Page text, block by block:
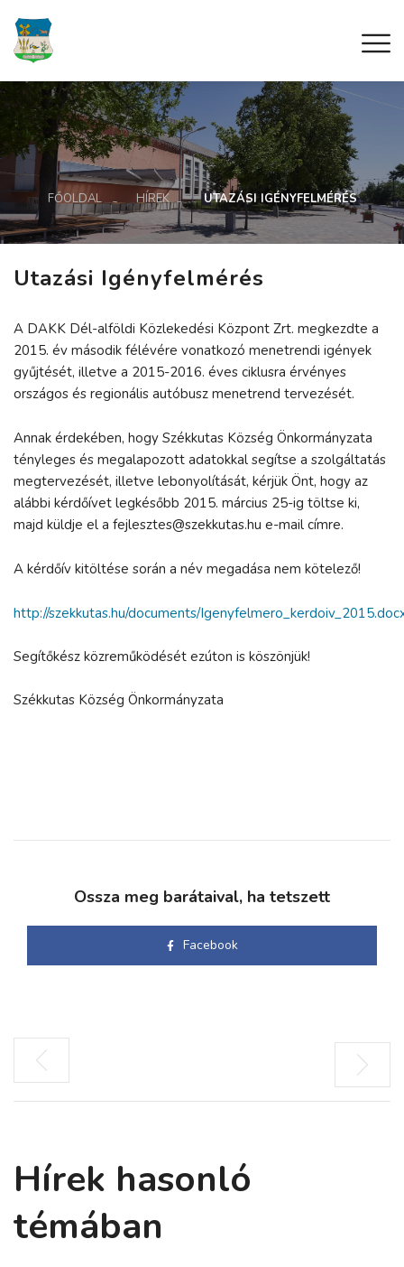
FŐOLDAL HÍREK UTAZÁSI IGÉNYFELMÉRÉS
Utazási Igényfelmérés
A DAKK Dél-alföldi Közlekedési Központ Zrt. megkezdte a
2015. év második félévére vonatkozó menetrendi igények
gyűjtését, illetve a 2015-2016. éves ciklusra érvényes
országos és regionális autóbusz menetrend tervezését.
Annak érdekében, hogy Székkutas Község Önkormányzata
tényleges és megalapozott adatokkal segítse a szolgáltatás
megtervezését, illetve lebonyolítását, kérjük Önt, hogy az
alábbi kérdőívet legkésőbb 2015. március 25-ig töltse ki,
majd küldje el a fejlesztes@szekkutas.hu e-mail címre.
A kérdőív kitöltése során a név megadása nem kötelező!
http://szekkutas.hu/documents/
Segítőkész közreműködését ezúton is köszönjük!
Székkutas Község Önkormányzata
Ossza meg barátaival, ha tetszett
Facebook
Hírek hasonló
témában